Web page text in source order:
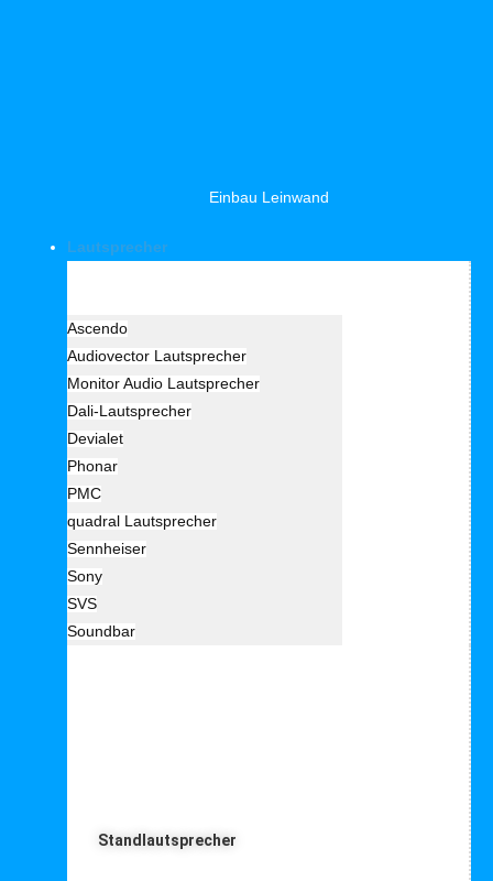
Einbau Leinwand
Lautsprecher
Ascendo
Audiovector Lautsprecher
Monitor Audio Lautsprecher
Dali-Lautsprecher
Devialet
Phonar
PMC
quadral Lautsprecher
Sennheiser
Sony
SVS
Soundbar
Standlautsprecher